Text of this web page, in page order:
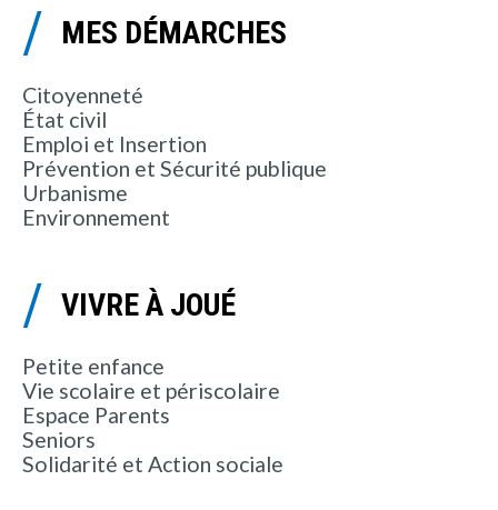
MES DÉMARCHES
Citoyenneté
État civil
Emploi et Insertion
Prévention et Sécurité publique
Urbanisme
Environnement
VIVRE À JOUÉ
Petite enfance
Vie scolaire et périscolaire
Espace Parents
Seniors
Solidarité et Action sociale